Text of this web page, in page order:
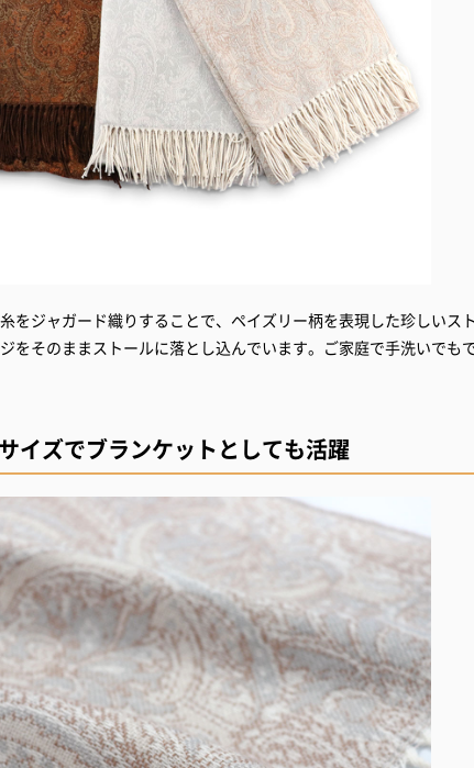
をジャガード織りすることで、ペイズリー柄を表現した珍しいス
をそのままストールに落とし込んでいます。ご家庭で手洗いでも
イズでブランケットとしても活躍